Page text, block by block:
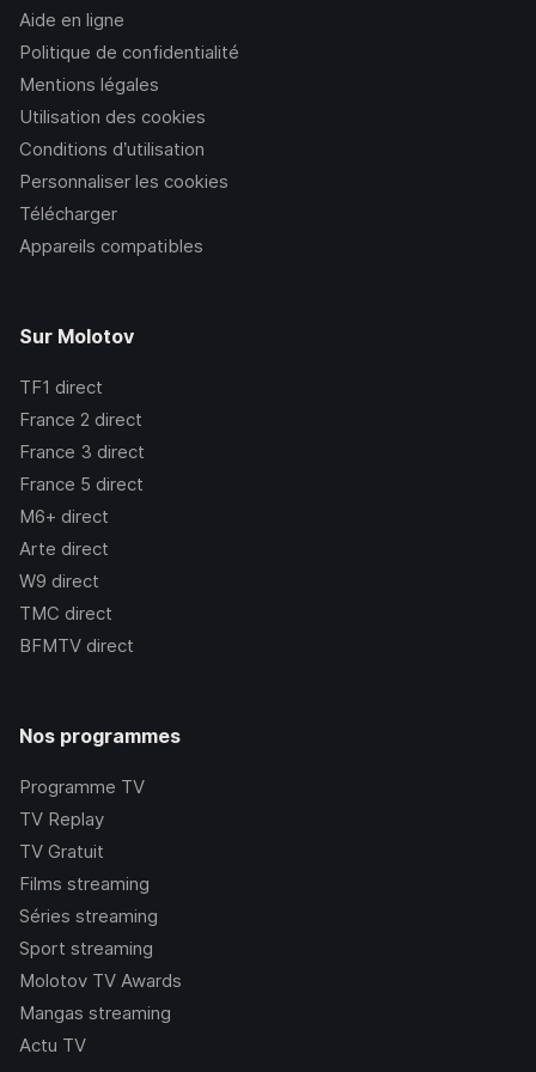
Aide en ligne
Politique de confidentialité
Mentions légales
Utilisation des cookies
Conditions d’utilisation
Personnaliser les cookies
Télécharger
Appareils compatibles
Sur Molotov
TF1 direct
France 2 direct
France 3 direct
France 5 direct
M6+ direct
Arte direct
W9 direct
TMC direct
BFMTV direct
Nos programmes
Programme TV
TV Replay
TV Gratuit
Films streaming
Séries streaming
Sport streaming
Molotov TV Awards
Mangas streaming
Actu TV